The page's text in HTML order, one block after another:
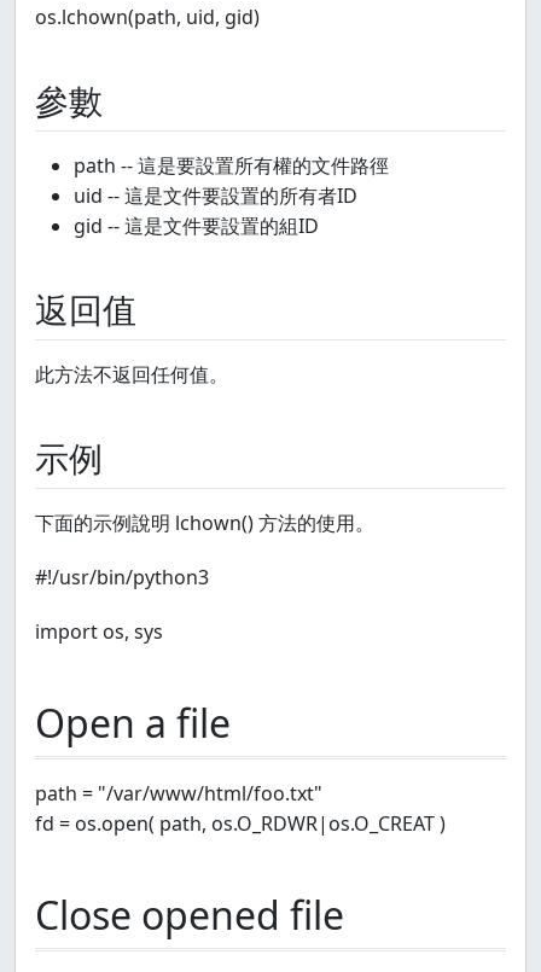
os.lchown(path, uid, gid)
參數
path -- 這是要設置所有權的文件路徑
uid -- 這是文件要設置的所有者ID
gid -- 這是文件要設置的組ID
返回值
此方法不返回任何值。
示例
下面的示例說明 lchown() 方法的使用。
#!/usr/bin/python3
import os, sys
Open a file
path = "/var/www/html/foo.txt"
fd = os.open( path, os.O_RDWR|os.O_CREAT )
Close opened file